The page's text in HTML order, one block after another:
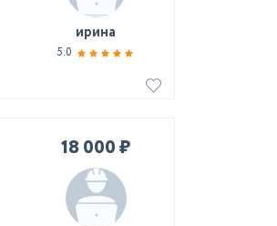
ирина
5.0
18 000 ₽